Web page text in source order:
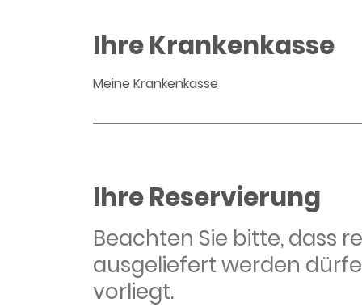
Ihre Krankenkasse
Meine Krankenkasse
Ihre Reservierung
Beachten Sie bitte, dass
ausgeliefert werden
vorliegt.